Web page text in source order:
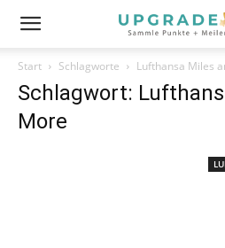
Start Schlagworte Lufthansa Miles
Schlagwort:
More